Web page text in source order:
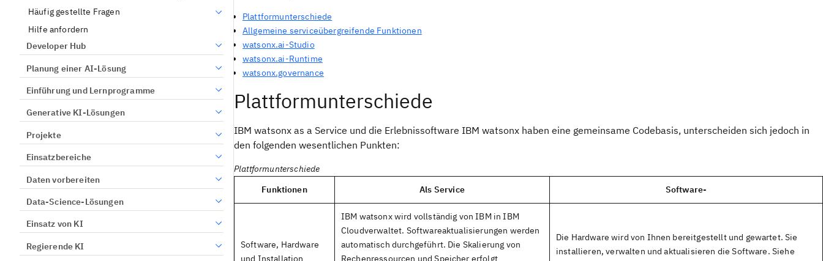
Häufig gestellte Fragen
Hilfe anfordern
Developer Hub
Planung einer AI-Lösung
Einführung und Lernprogramme
Generative KI-Lösungen
Projekte
Einsatzbereiche
Daten vorbereiten
Data-Science-Lösungen
Einsatz von KI
Regierende KI
Plattformunterschiede
Allgemeine serviceübergreifende Funktionen
watsonx.ai-Studio
watsonx.ai-Runtime
watsonx.governance
Plattformunterschiede
IBM watsonx as a Service und die Erlebnissoftware IBM watsonx haben eine gemeinsame Codebasis, unterscheiden sich jedoch in
den folgenden wesentlichen Punkten:
Plattformunterschiede
Funktionen
Als Service Software-
Software, Hardware
und Installation
IBM watsonx wird vollständig von IBM in IBM
Cloudverwaltet. Softwareaktualisierungen werden
automatisch durchgeführt. Die Skalierung von
Rechenressourcen und Speicher erfolgt
Die Hardware wird von Ihnen bereitgestellt und gewartet. Sie
installieren, verwalten und aktualisieren die Software. Siehe